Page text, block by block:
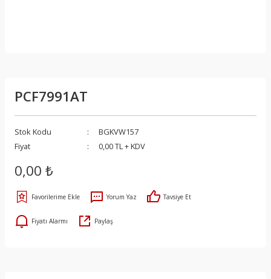
PCF7991AT
Stok Kodu
BGKVW157
Fiyat
0,00 TL + KDV
0,00 ₺
Yorum Yaz Tavsiye Et
Fiyatı Alarmı Paylaş